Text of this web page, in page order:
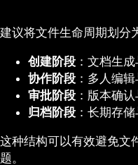
建议将文件生命周期划分
创建阶段 ：文档生
协作阶段 ：多人编
审批阶段 ：版本确
归档阶段 ：长期存
这种结构可以有效避免文
题。